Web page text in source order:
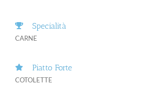
Specialità
CARNE
Piatto Forte
COTOLETTE